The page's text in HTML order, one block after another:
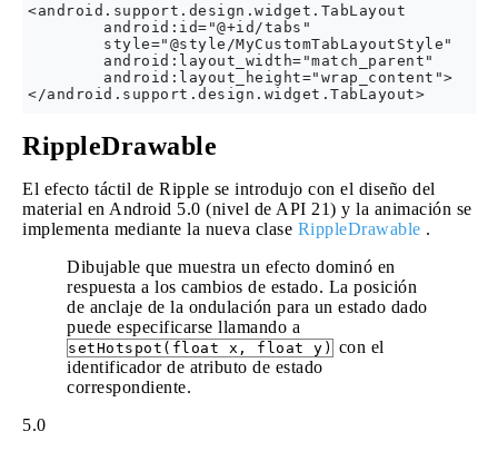
<android.support.design.widget.TabLayout
        android:id="@+id/tabs"
        style="@style/MyCustomTabLayoutStyle"
        android:layout_width="match_parent"
        android:layout_height="wrap_content">
RippleDrawable
El efecto táctil de Ripple se introdujo con el diseño del
material en Android 5.0 (nivel de API 21) y la animación se
implementa mediante la nueva clase RippleDrawable .
Dibujable que muestra un efecto dominó en
respuesta a los cambios de estado. La posición
de anclaje de la ondulación para un estado dado
puede especificarse llamando a
setHotspot(float x, float y) con el
identificador de atributo de estado
correspondiente.
5.0